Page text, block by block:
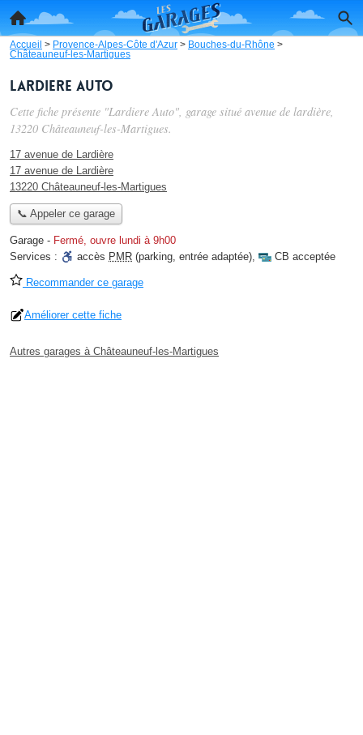
Accueil > Provence-Alpes-Côte d'Azur > Bouches-du-Rhône >
Châteauneuf-les-Martigues
Lardiere Auto
Cette fiche présente "Lardiere Auto", garage situé avenue de lardière,
13220 Châteauneuf-les-Martigues.
17 avenue de Lardière
17 avenue de Lardière
13220 Châteauneuf-les-Martigues
📞 Appeler ce garage
Garage - Fermé, ouvre lundi à 9h00
Services :
accès PMR (parking, entrée adaptée), CB acceptée
Recommander ce garage
Améliorer cette fiche
Autres garages à Châteauneuf-les-Martigues